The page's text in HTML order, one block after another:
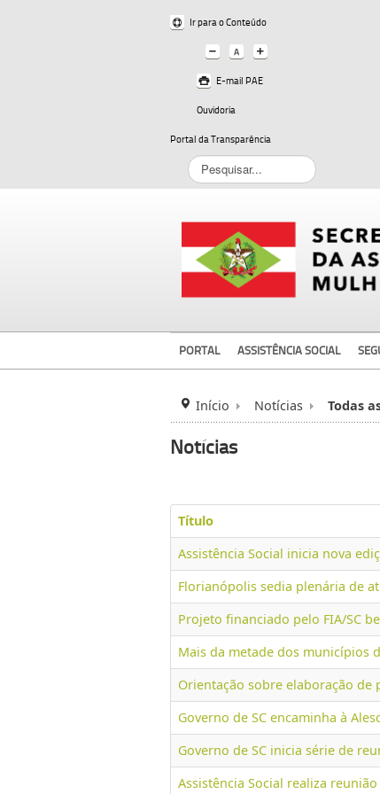
Ir para o Conteúdo
E-mail PAE
Ouvidoria
Portal da Transparência
Pesquisar...
PORTAL ASSISTÊNCIA SOCIAL
Início Notícias Todas
Notícias
Título
Assistência Social inicia nova
Florianópolis sedia plenária de
Projeto financiado pelo FIA/SC
Mais da metade dos municípios
Orientação sobre elaboração de
Governo de SC encaminha à
Governo de SC inicia série de
Assistência Social realiza